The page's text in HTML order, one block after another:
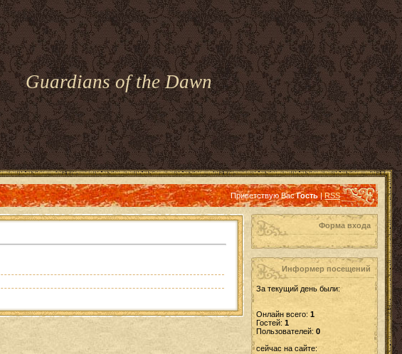
Guardians of the Dawn
Приветствую Вас Гость |RSS
Форма входа
Информер посещений
За текущий день были:
Онлайн всего:1
Гостей:1
Пользователей:0
сейчас на сайте: